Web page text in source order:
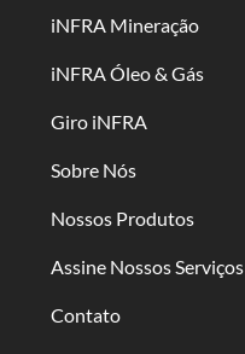
iNFRA Mineração
iNFRA Óleo & Gás
Giro iNFRA
Sobre Nós
Nossos Produtos
Assine Nossos Serviços
Contato